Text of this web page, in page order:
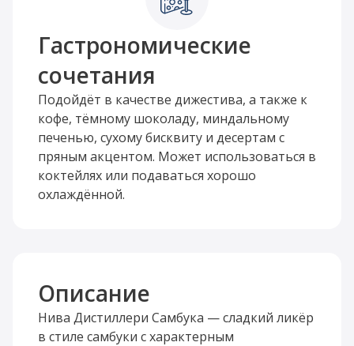
Гастрономические
сочетания
Подойдёт в качестве дижестива, а также к
кофе, тёмному шоколаду, миндальному
печенью, сухому бисквиту и десертам с
пряным акцентом. Может использоваться в
коктейлях или подаваться хорошо
охлаждённой.
Описание
Нива Дистиллери Самбука — сладкий ликёр
в стиле самбуки с характерным